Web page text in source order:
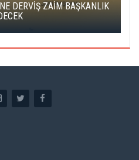
DERVİŞ ZAİM BAŞKANLIK